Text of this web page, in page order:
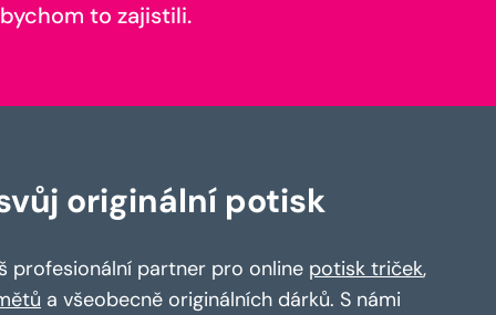
to zajistili.
originální potisk
profesionální partner pro online potisk triček,
a všeobecně originálních dárků. S námi